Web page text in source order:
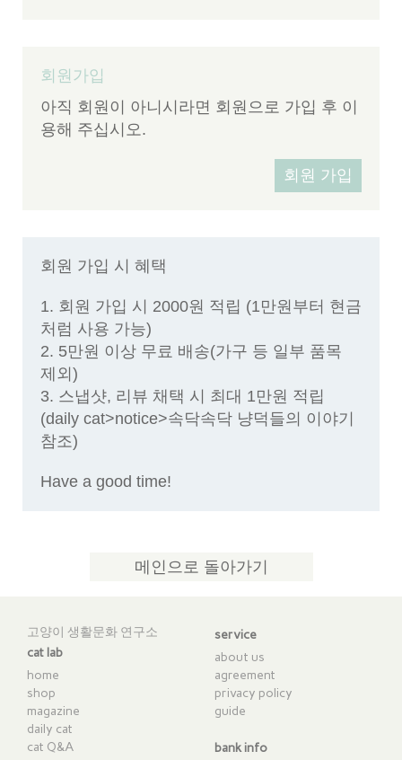
회원가입
아직 회원이 아니시라면 회원으로 가입 후 이
용해 주십시오.
회원 가입
회원 가입 시 혜택
1. 회원 가입 시 2000원 적립 (1만원부터 현금
처럼 사용 가능)
2. 5만원 이상 무료 배송(가구 등 일부 품목
제외)
3. 스냅샷, 리뷰 채택 시 최대 1만원 적립
(daily cat>notice>속닥속닥 냥덕들의 이야기
참조)
Have a good time!​
메인으로 돌아가기
고양이 생활문화 연구소
cat lab
home
shop
magazine
daily cat
cat Q&A
service
about us
agreement
privacy policy
guide
bank info